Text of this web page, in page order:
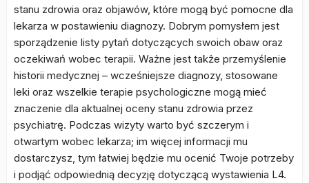
stanu zdrowia oraz objawów, które mogą być pomocne dla
lekarza w postawieniu diagnozy. Dobrym pomysłem jest
sporządzenie listy pytań dotyczących swoich obaw oraz
oczekiwań wobec terapii. Ważne jest także przemyślenie
historii medycznej – wcześniejsze diagnozy, stosowane
leki oraz wszelkie terapie psychologiczne mogą mieć
znaczenie dla aktualnej oceny stanu zdrowia przez
psychiatrę. Podczas wizyty warto być szczerym i
otwartym wobec lekarza; im więcej informacji mu
dostarczysz, tym łatwiej będzie mu ocenić Twoje potrzeby
i podjąć odpowiednią decyzję dotyczącą wystawienia L4.